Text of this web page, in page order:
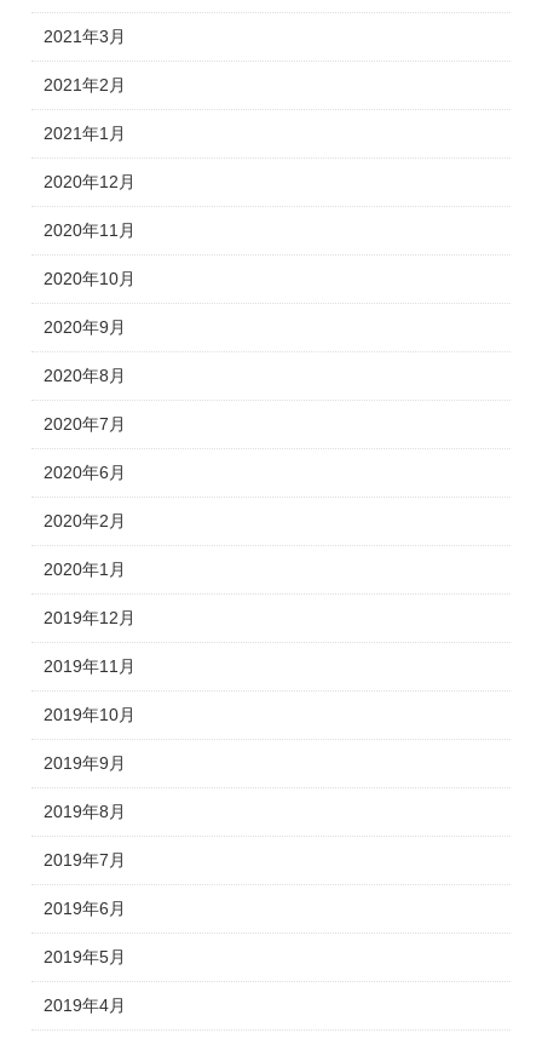
2021年3月
2021年2月
2021年1月
2020年12月
2020年11月
2020年10月
2020年9月
2020年8月
2020年7月
2020年6月
2020年2月
2020年1月
2019年12月
2019年11月
2019年10月
2019年9月
2019年8月
2019年7月
2019年6月
2019年5月
2019年4月